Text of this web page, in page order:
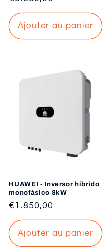
habituel
Ajouter au panier
HUAWEI - Inversor híbrido
monofásico 8kW
Prix
habituel
€1.850,00
Ajouter au panier